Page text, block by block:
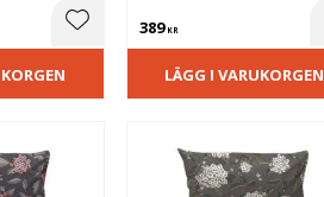
Lägg till i favoriter
389KR
LÄGG I VARUKORGEN